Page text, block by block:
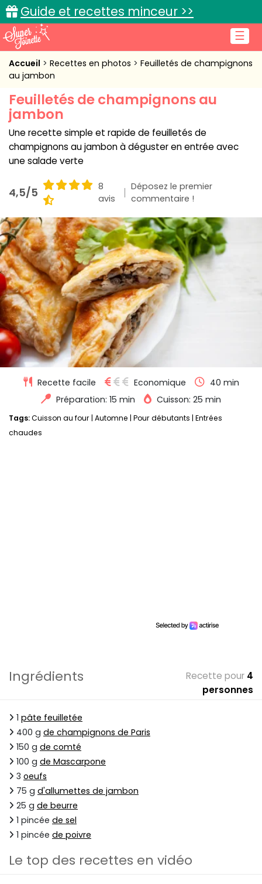
☰
Guide et recettes minceur >>
Accueil
Cuisine pratique
L'actu cuisine
Connexion
Accueil Recettes en photos
Feuilletés de champignons
au jambon
Feuilletés de champignons au
jambon
Une recette simple et rapide de feuilletés de
champignons au jambon à déguster en entrée avec
une salade verte
4,5/5
8
avis
Déposez le premier
commentaire !
Recette facile Economique
40 min
Préparation: 15 min
Cuisson: 25 min
Tags:Cuisson au four Automne Pour débutants Entrées
chaudes
Ingrédients Recette pour 4
personnes
1 pâte feuilletée
400 g de champignons de Paris
150 g de comté
100 g de Mascarpone
3 oeufs
75 g d'allumettes de jambon
25 g de beurre
1 pincée de sel
1 pincée de poivre
Le top des recettes en vidéo